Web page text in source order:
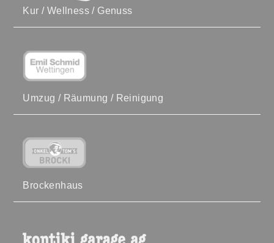
Kur / Wellness / Genuss
Umzug / Räumung / Reinigung
Brockenhaus